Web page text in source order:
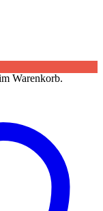
Warenkorb.